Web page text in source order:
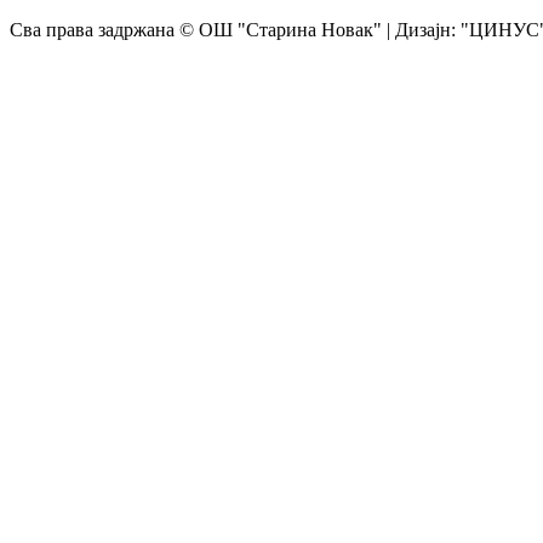
Сва права задржана © ОШ "Старина Новак" | Дизајн: